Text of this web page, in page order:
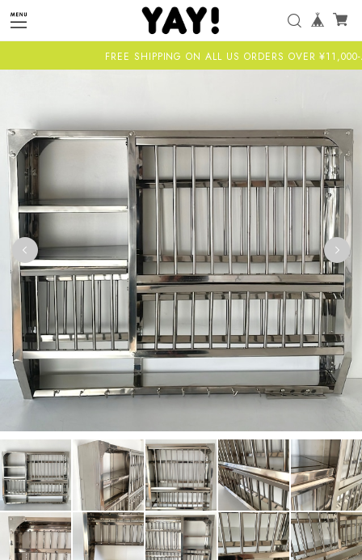
FREE SHIPPING ON ALL US ORDERS OVER ¥11,000-